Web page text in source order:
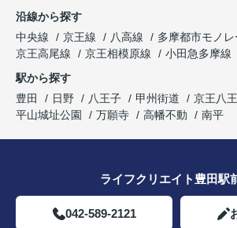
沿線から探す
中央線
京王線 八高線 多摩都市モノ
京王高尾線
京王相模原線 小田急多摩線
駅から探す
豊田
日野 八王子 甲州街道 京王八
平山城址公園
万願寺 高幡不動 南平
ライフクリエイト豊田駅
042-589-2121